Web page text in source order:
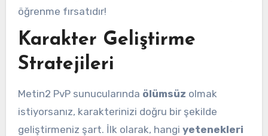
öğrenme fırsatıdır!
Karakter Geliştirme
Stratejileri
Metin2 PvP sunucularında ölümsüz olmak
istiyorsanız, karakterinizi doğru bir şekilde
geliştirmeniz şart. İlk olarak, hangi yetenekleri